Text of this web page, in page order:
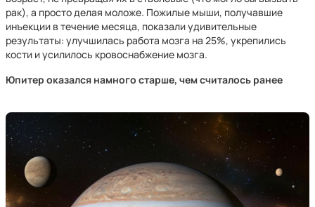
рак), а просто делая моложе. Пожилые мыши, получавшие
инъекции в течение месяца, показали удивительные
результаты: улучшилась работа мозга на 25%, укрепились
кости и усилилось кровоснабжение мозга.
Юпитер оказался намного старше, чем считалось ранее